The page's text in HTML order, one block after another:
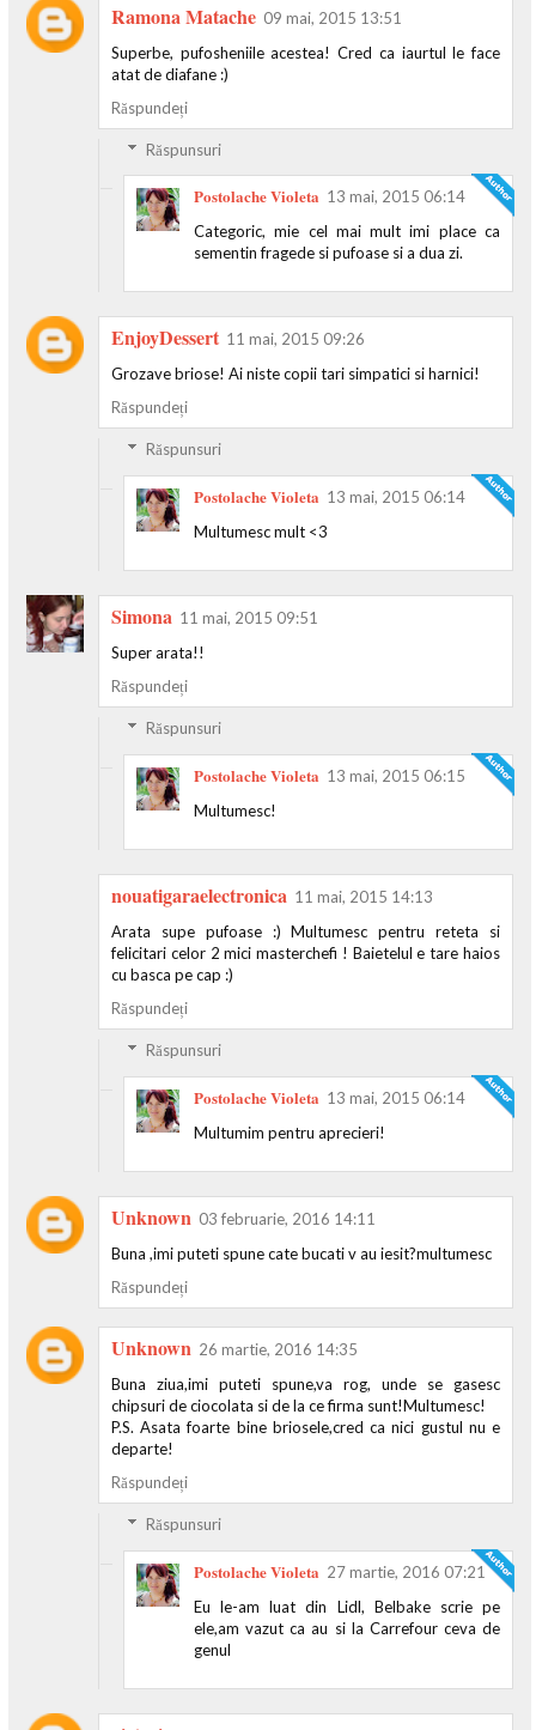
Ramona Matache 09 mai, 2015 13:51
Superbe, pufosheniile acestea! Cred ca iaurtul le face
atat de diafane :)
Răspundeți
Răspunsuri
Postolache Violeta 13 mai, 2015 06:14
Categoric, mie cel mai mult imi place ca
sementin fragede si pufoase si a dua zi.
EnjoyDessert 11 mai, 2015 09:26
Grozave briose! Ai niste copii tari simpatici si harnici!
Răspundeți
Răspunsuri
Postolache Violeta 13 mai, 2015 06:14
Multumesc mult <3
Simona 11 mai, 2015 09:51
Super arata!!
Răspundeți
Răspunsuri
Postolache Violeta 13 mai, 2015 06:15
Multumesc!
nouatigaraelectronica 11 mai, 2015 14:13
Arata supe pufoase :) Multumesc pentru reteta si
felicitari celor 2 mici masterchefi ! Baietelul e tare haios
cu basca pe cap :)
Răspundeți
Răspunsuri
Postolache Violeta 13 mai, 2015 06:14
Multumim pentru aprecieri!
Unknown 03 februarie, 2016 14:11
Buna ,imi puteti spune cate bucati v au iesit?multumesc
Răspundeți
Unknown 26 martie, 2016 14:35
Buna ziua,imi puteti spune,va rog, unde se gasesc
chipsuri de ciocolata si de la ce firma sunt!Multumesc!
P.S. Asata foarte bine briosele,cred ca nici gustul nu e
departe!
Răspundeți
Răspunsuri
Postolache Violeta 27 martie, 2016 07:21
Eu le-am luat din Lidl, Belbake scrie pe
ele,am vazut ca au si la Carrefour ceva de
genul